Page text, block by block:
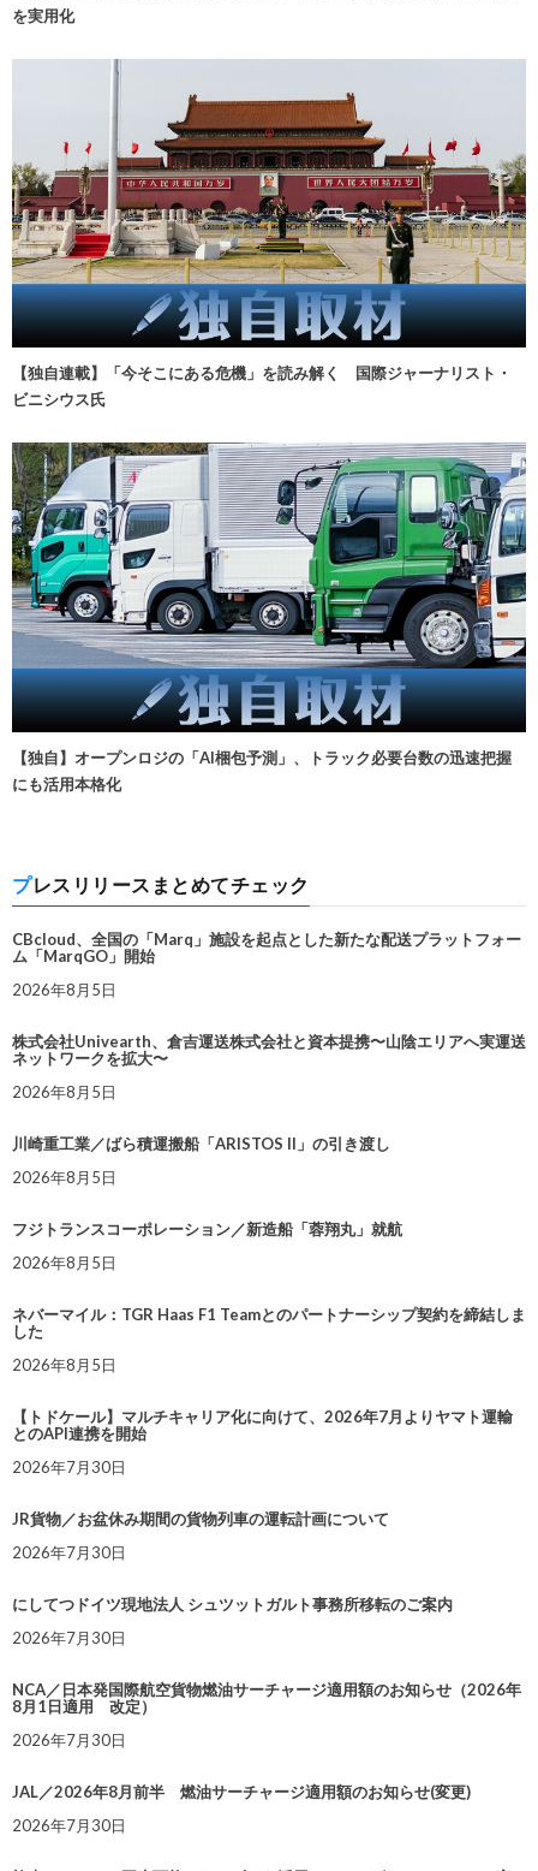
を実用化
【独自連載】「今そこにある危機」を読み解く 国際ジャーナリスト・
ビニシウス氏
【独自】オープンロジの「AI梱包予測」、トラック必要台数の迅速把握
にも活用本格化
プレスリリースまとめてチェック
CBcloud、全国の「Marq」施設を起点とした新たな配送プラットフォー
ム「MarqGO」開始
2026年8月5日
株式会社Univearth、倉吉運送株式会社と資本提携〜山陰エリアへ実運送
ネットワークを拡大〜
2026年8月5日
川崎重工業／ばら積運搬船「ARISTOS II」の引き渡し
2026年8月5日
フジトランスコーポレーション／新造船「蓉翔丸」就航
2026年8月5日
ネバーマイル：TGR Haas F1 Teamとのパートナーシップ契約を締結しま
した
2026年8月5日
【トドケール】マルチキャリア化に向けて、2026年7月よりヤマト運輸
とのAPI連携を開始
2026年7月30日
JR貨物／お盆休み期間の貨物列車の運転計画について
2026年7月30日
にしてつドイツ現地法人 シュツットガルト事務所移転のご案内
2026年7月30日
NCA／日本発国際航空貨物燃油サーチャージ適用額のお知らせ（2026年
8月1日適用 改定）
2026年7月30日
JAL／2026年8月前半 燃油サーチャージ適用額のお知らせ(変更)
2026年7月30日